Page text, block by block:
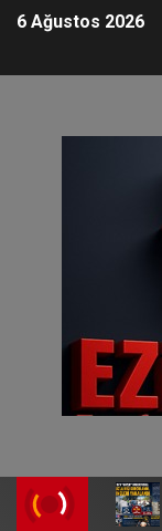
6 Ağustos 2026